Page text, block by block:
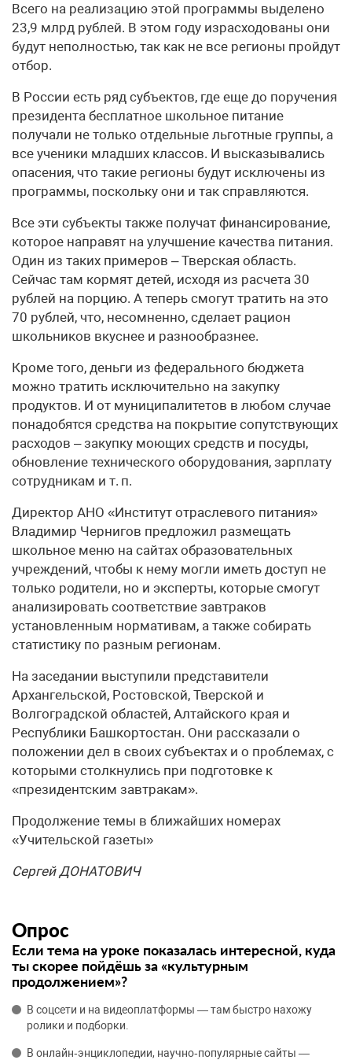
Всего на реализацию этой программы выделено
23,9 млрд рублей. В этом году израсходованы они
будут неполностью, так как не все регионы пройдут
отбор.
В России есть ряд субъектов, где еще до поручения
президента бесплатное школьное питание
получали не только отдельные льготные группы, а
все ученики младших классов. И высказывались
опасения, что такие регионы будут исключены из
программы, поскольку они и так справляются.
Все эти субъекты также получат финансирование,
которое направят на улучшение качества питания.
Один из таких примеров – Тверская область.
Сейчас там кормят детей, исходя из расчета 30
рублей на порцию. А теперь смогут тратить на это
70 рублей, что, несомненно, сделает рацион
школьников вкуснее и разнообразнее.
Кроме того, деньги из федерального бюджета
можно тратить исключительно на закупку
продуктов. И от муниципалитетов в любом случае
понадобятся средства на покрытие сопутствующих
расходов – закупку моющих средств и посуды,
обновление технического оборудования, зарплату
сотрудникам и т. п.
Директор АНО «Институт отраслевого питания»
Владимир Чернигов предложил размещать
школьное меню на сайтах образовательных
учреждений, чтобы к нему могли иметь доступ не
только родители, но и эксперты, которые смогут
анализировать соответствие завтраков
установленным нормативам, а также собирать
статистику по разным регионам.
На заседании выступили представители
Архангельской, Ростовской, Тверской и
Волгоградской областей, Алтайского края и
Республики Башкортостан. Они рассказали о
положении дел в своих субъектах и о проблемах, с
которыми столкнулись при подготовке к
«президентским завтракам».
Продолжение темы в ближайших номерах
«Учительской газеты»
Сергей ДОНАТОВИЧ
Опрос
Если тема на уроке показалась интересной, куда
ты скорее пойдёшь за «культурным
продолжением»?
В соцсети и на видеоплатформы — там быстро нахожу
ролики и подборки.
В онлайн‑энциклопедии, научно‑популярные сайты —